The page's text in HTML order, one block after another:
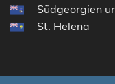
Südgeorgien
St. Helena